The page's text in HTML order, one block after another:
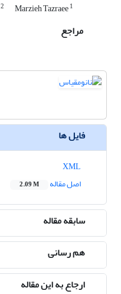
2 Marzieh Tazraee1
مراجع
فایل ها
اصل مقاله
2.09 M
سابقه مقاله
هم رسانی
ارجاع به این مقاله